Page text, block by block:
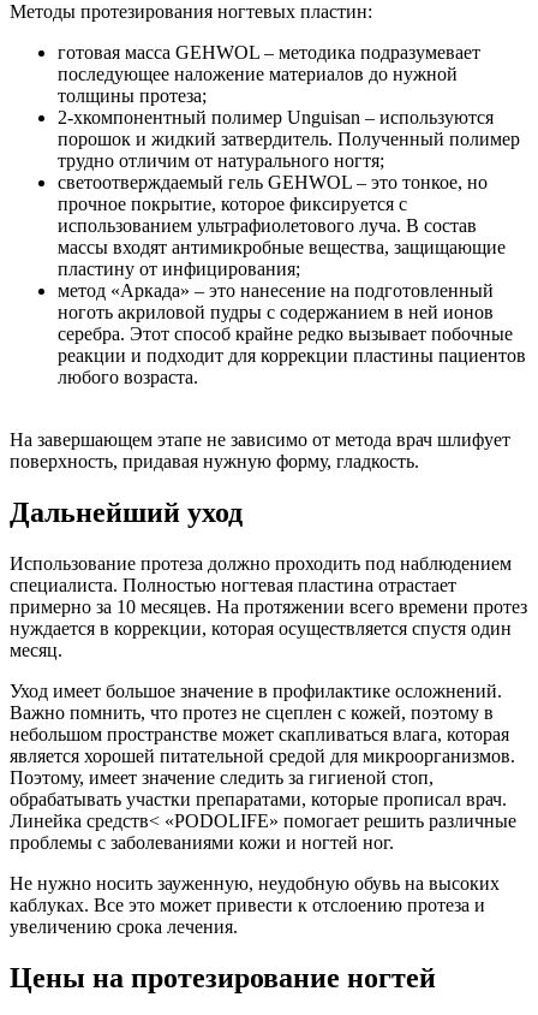
Методы протезирования ногтевых пластин:
готовая масса GEHWOL – методика подразумевает
последующее наложение материалов до нужной
толщины протеза;
2-хкомпонентный полимер Unguisan – используются
порошок и жидкий затвердитель. Полученный полимер
трудно отличим от натурального ногтя;
светоотверждаемый гель GEHWOL – это тонкое, но
прочное покрытие, которое фиксируется с
использованием ультрафиолетового луча. В состав
массы входят антимикробные вещества, защищающие
пластину от инфицирования;
метод «Аркада» – это нанесение на подготовленный
ноготь акриловой пудры с содержанием в ней ионов
серебра. Этот способ крайне редко вызывает побочные
реакции и подходит для коррекции пластины пациентов
любого возраста.
На завершающем этапе не зависимо от метода врач шлифует
поверхность, придавая нужную форму, гладкость.
Дальнейший уход
Использование протеза должно проходить под наблюдением
специалиста. Полностью ногтевая пластина отрастает
примерно за 10 месяцев. На протяжении всего времени протез
нуждается в коррекции, которая осуществляется спустя один
месяц.
Уход имеет большое значение в профилактике осложнений.
Важно помнить, что протез не сцеплен с кожей, поэтому в
небольшом пространстве может скапливаться влага, которая
является хорошей питательной средой для микроорганизмов.
Поэтому, имеет значение следить за гигиеной стоп,
обрабатывать участки препаратами, которые прописал врач.
Линейка средств< «PODOLIFE» помогает решить различные
проблемы с заболеваниями кожи и ногтей ног.
Не нужно носить зауженную, неудобную обувь на высоких
каблуках. Все это может привести к отслоению протеза и
увеличению срока лечения.
Цены на протезирование ногтей